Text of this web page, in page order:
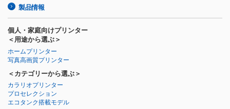
製品情報
個人・家庭向けプリンター
＜用途から選ぶ＞
ホームプリンター
写真高画質プリンター
＜カテゴリーから選ぶ＞
カラリオプリンター
プロセレクション
エコタンク搭載モデル